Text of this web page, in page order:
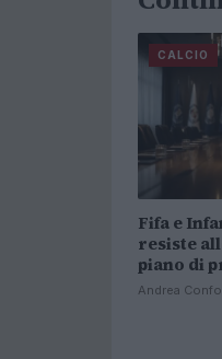
CALCIO
Fifa e
resiste
piano di
Andrea